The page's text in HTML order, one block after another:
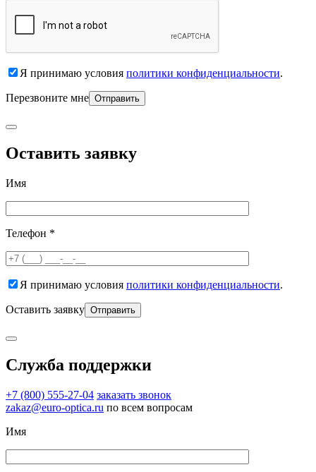
Я принимаю условия политики конфиденциальности.
Перезвоните мне
Оставить заявку
Имя
Телефон *
Я принимаю условия политики конфиденциальности.
Оставить заявку
Служба поддержки
+7 (800) 555-27-04 заказать звонок
zakaz@euro-optica.ru по всем вопросам
Имя